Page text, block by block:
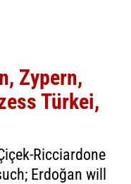
Zypern,
Türkei,
Ricciardone
Erdoğan will